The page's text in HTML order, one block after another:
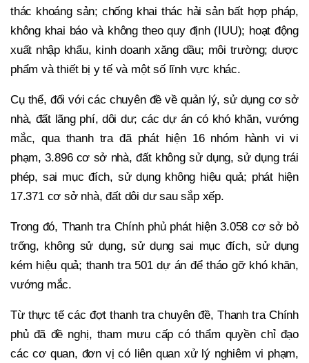
thác khoáng sản; chống khai thác hải sản bất hợp pháp,
không khai báo và không theo quy định (IUU); hoạt động
xuất nhập khẩu, kinh doanh xăng dầu; môi trường; dược
phẩm và thiết bị y tế và một số lĩnh vực khác.
Cụ thể, đối với các chuyên đề về quản lý, sử dụng cơ sở
nhà, đất lãng phí, dôi dư; các dự án có khó khăn, vướng
mắc, qua thanh tra đã phát hiện 16 nhóm hành vi vi
phạm, 3.896 cơ sở nhà, đất không sử dụng, sử dụng trái
phép, sai mục đích, sử dụng không hiệu quả; phát hiện
17.371 cơ sở nhà, đất dôi dư sau sắp xếp.
Trong đó, Thanh tra Chính phủ phát hiện 3.058 cơ sở bỏ
trống, không sử dụng, sử dụng sai mục đích, sử dụng
kém hiệu quả; thanh tra 501 dự án để tháo gỡ khó khăn,
vướng mắc.
Từ thực tế các đợt thanh tra chuyên đề, Thanh tra Chính
phủ đã đề nghị, tham mưu cấp có thẩm quyền chỉ đạo
các cơ quan, đơn vị có liên quan xử lý nghiêm vi phạm,